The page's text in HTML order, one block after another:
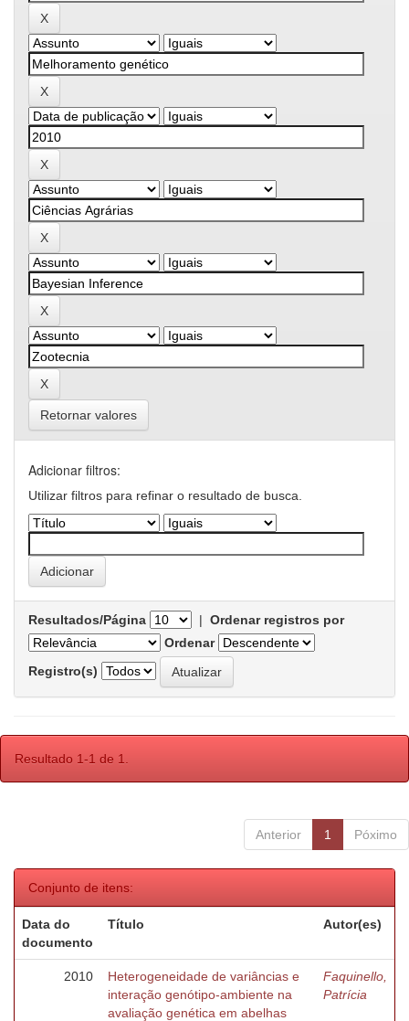
Retornar valores
Adicionar filtros:
Utilizar filtros para refinar o resultado de busca.
Resultados/Página | Ordenar registros por
Ordenar
Registro(s)
Resultado 1-1 de 1.
Anterior 1 Póximo
Conjunto de itens:
Data do
documento
Título Autor(es)
2010
Heterogeneidade de variâncias e
interação genótipo-ambiente na
avaliação genética em abelhas
Faquinello,
Patrícia